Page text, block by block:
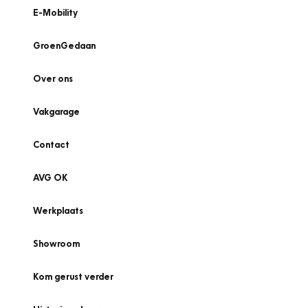
E-Mobility
GroenGedaan
Over ons
Vakgarage
Contact
AVG OK
Werkplaats
Showroom
Kom gerust verder